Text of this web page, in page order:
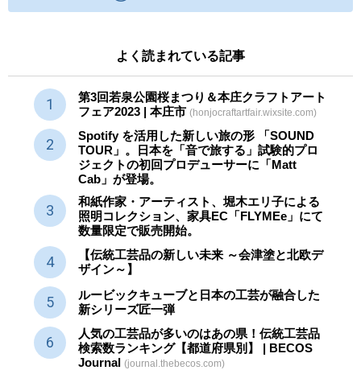
よく読まれている記事
第3回若泉公園桜まつり＆本庄クラフトアート
フェア2023 | 本庄市 (honjocraftartfair.wixsite.com)
Spotify を活用した新しい旅の形 「SOUND
TOUR」。日本を「音で旅する」試験的プロ
ジェクトの初回プロデューサーに「Matt
Cab」が登場。
和紙作家・アーティスト、堀木エリ子による
照明コレクション、家具EC「FLYMEe」にて
数量限定で販売開始。
【伝統工芸品の新しい未来 ～会津塗と北欧デ
ザイン～】
ルービックキューブと日本の工芸が融合した
新シリーズ匠一弾
人気の工芸品が多いのはあの県！伝統工芸品
検索数ランキング【都道府県別】 | BECOS
Journal (journal.thebecos.com)